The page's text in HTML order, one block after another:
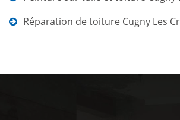
Réparation de toiture Cugny Les